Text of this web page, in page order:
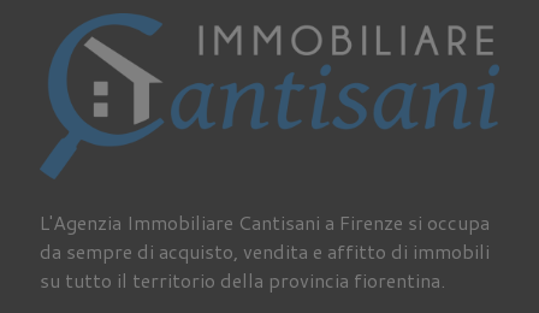
L'Agenzia Immobiliare Cantisani a Firenze si occupa
da sempre di acquisto, vendita e affitto di immobili
su tutto il territorio della provincia fiorentina.